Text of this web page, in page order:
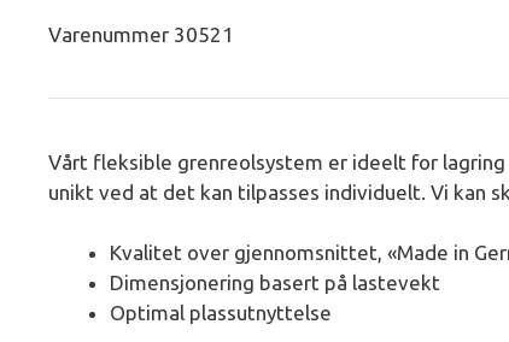
Varenummer 30521
Vårt fleksible grenreolsystem er ideelt for
unikt ved at det kan tilpasses individuelt. Vi kan
Kvalitet over gjennomsnittet, «Made in
Dimensjonering basert på lastevekt
Optimal plassutnyttelse